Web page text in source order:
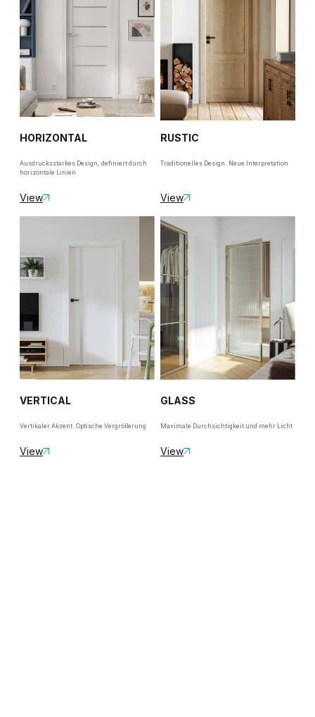
HORIZONTAL
Ausdrucksstarkes Design, definiert durch
horizontale Linien
View
RUSTIC
Traditionelles Design. Neue Interpretation
View
VERTICAL
Vertikaler Akzent. Optische Vergrößerung
View
GLASS
Maximale Durchsichtigkeit und mehr Licht
View